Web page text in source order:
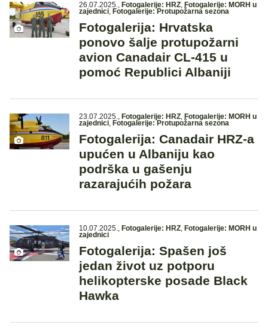
26.07.2025., Fotogalerije: HRZ, Fotogalerije: MORH u
zajednici, Fotogalerije: Protupožarna sezona
Fotogalerija: Hrvatska
ponovo šalje protupožarni
avion Canadair CL-415 u
pomoć Republici Albaniji
23.07.2025., Fotogalerije: HRZ, Fotogalerije: MORH u
zajednici, Fotogalerije: Protupožarna sezona
Fotogalerija: Canadair HRZ-a
upućen u Albaniju kao
podrška u gašenju
razarajućih požara
10.07.2025., Fotogalerije: HRZ, Fotogalerije: MORH u
zajednici
Fotogalerija: Spašen još
jedan život uz potporu
helikopterske posade Black
Hawka